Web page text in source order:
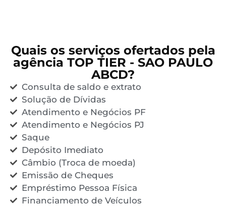
Quais os serviços ofertados pela
agência TOP TIER - SAO PAULO
ABCD?
Consulta de saldo e extrato
Solução de Dívidas
Atendimento e Negócios PF
Atendimento e Negócios PJ
Saque
Depósito Imediato
Câmbio (Troca de moeda)
Emissão de Cheques
Empréstimo Pessoa Física
Financiamento de Veículos